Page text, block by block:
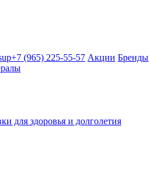
+7 (965) 225-55-57 Акции Бренды
для здоровья и долголетия